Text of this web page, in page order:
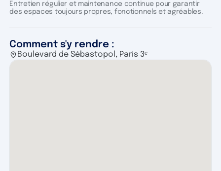
Entretien régulier et maintenance continue pour garantir
des espaces toujours propres, fonctionnels et agréables.
Comment s'y rendre :
Boulevard de Sébastopol, Paris 3ᵉ